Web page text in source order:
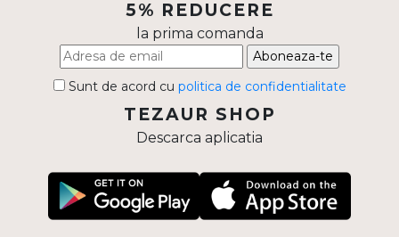
5% REDUCERE
la prima comanda
Aboneaza-te
Sunt de acord cu politica de confidentialitate
TEZAUR SHOP
Descarca aplicatia